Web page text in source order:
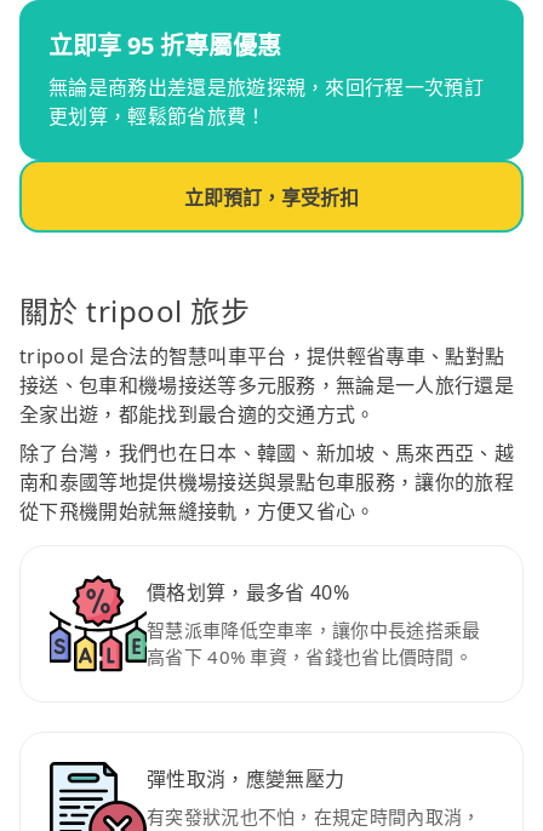
立即享 95 折專屬優惠
無論是商務出差還是旅遊探親，來回行程一次預訂
更划算，輕鬆節省旅費！
立即預訂，享受折扣
關於 tripool 旅步
tripool 是合法的智慧叫車平台，提供輕省專車、點對點
接送、包車和機場接送等多元服務，無論是一人旅行還是
全家出遊，都能找到最合適的交通方式。
除了台灣，我們也在日本、韓國、新加坡、馬來西亞、越
南和泰國等地提供機場接送與景點包車服務，讓你的旅程
從下飛機開始就無縫接軌，方便又省心。
價格划算，最多省 40%
智慧派車降低空車率，讓你中長途搭乘最
高省下 40% 車資，省錢也省比價時間。
彈性取消，應變無壓力
有突發狀況也不怕，在規定時間內取消，